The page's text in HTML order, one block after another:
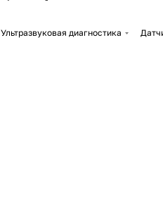
Ультразвуковая диагностика